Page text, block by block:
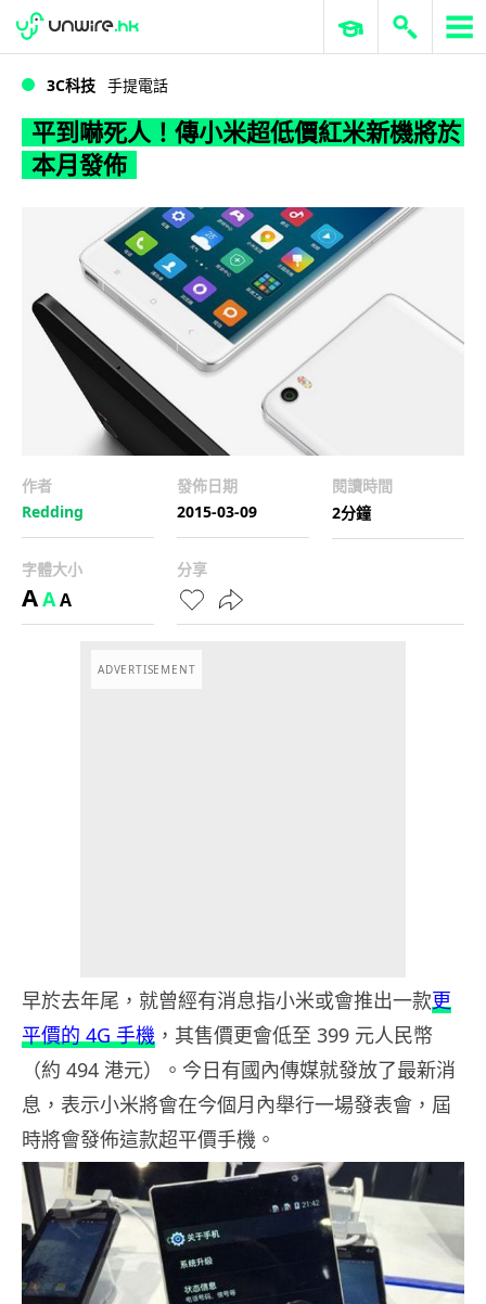
WWDC 2026 ERP 與商業 AI
3C科技 手提電話
平到嚇死人！傳小米超低價紅米新機將於
本月發佈
作者
Redding
發佈日期
2015-03-09
閱讀時間
2分鐘
字體大小
AAA
分享
ADVERTISEMENT
早於去年尾，就曾經有消息指小米或會推出一款更
平價的 4G 手機 ，其售價更會低至 399 元人民幣
（約 494 港元）。今日有國內傳媒就發放了最新消
息，表示小米將會在今個月內舉行一場發表會，屆
時將會發佈這款超平價手機。